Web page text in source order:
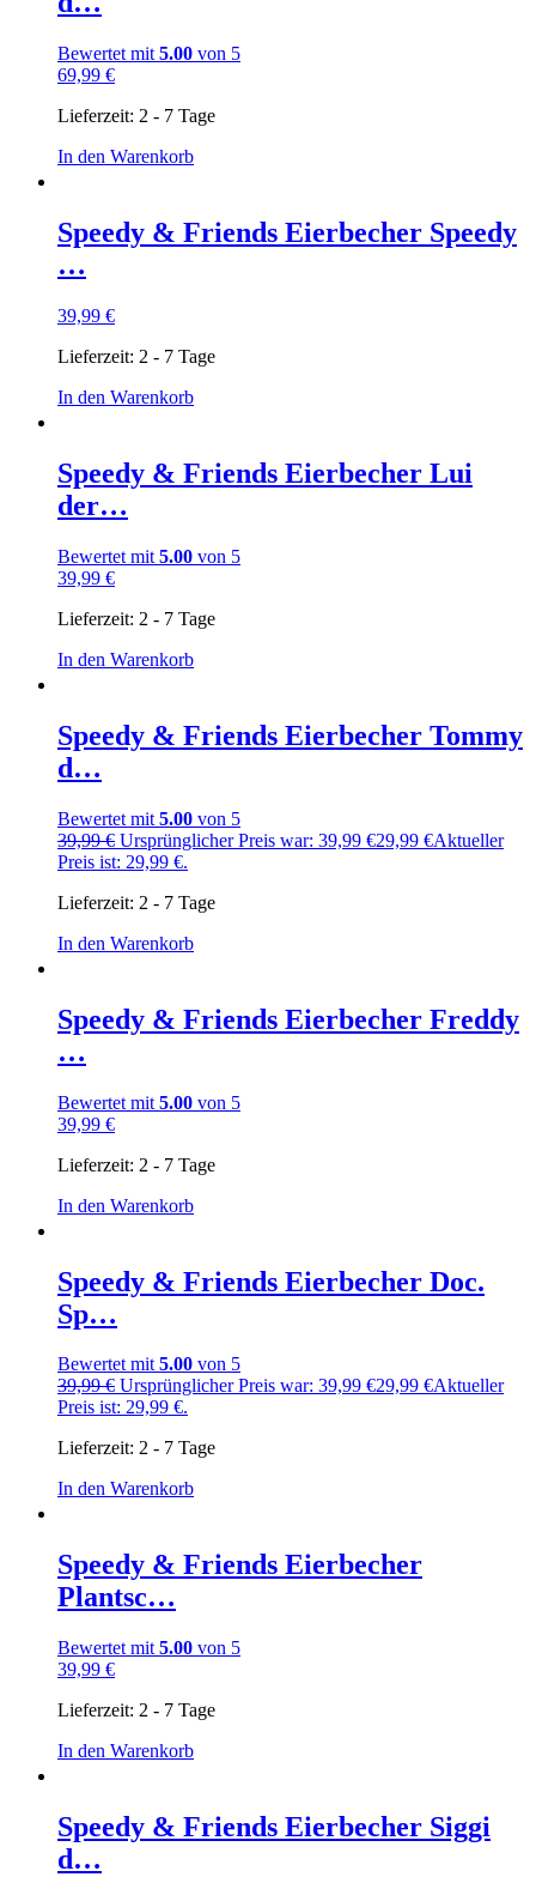
Bewertet mit 5.00 von 5
69,99 €
Lieferzeit: 2 - 7 Tage
In den Warenkorb
Speedy & Friends Eierbecher Speedy
…
39,99 €
Lieferzeit: 2 - 7 Tage
In den Warenkorb
Speedy & Friends Eierbecher Lui
der…
Bewertet mit 5.00 von 5
39,99 €
Lieferzeit: 2 - 7 Tage
In den Warenkorb
Speedy & Friends Eierbecher Tommy
d…
Bewertet mit 5.00 von 5
39,99€ Ursprünglicher Preis war: 39,99 €29,99 €Aktueller
Preis ist: 29,99 €.
Lieferzeit: 2 - 7 Tage
In den Warenkorb
Speedy & Friends Eierbecher Freddy
…
Bewertet mit 5.00 von 5
39,99 €
Lieferzeit: 2 - 7 Tage
In den Warenkorb
Speedy & Friends Eierbecher Doc.
Sp…
Bewertet mit5.00 von 5
39,99€ Ursprünglicher Preis war: 39,99 €29,99 €Aktueller
Preis ist: 29,99 €.
Lieferzeit: 2 - 7 Tage
In den Warenkorb
Speedy & Friends Eierbecher
Plantsc…
Bewertet mit 5.00 von 5
39,99 €
Lieferzeit: 2 - 7 Tage
In den Warenkorb
Speedy & Friends Eierbecher Siggi
d…